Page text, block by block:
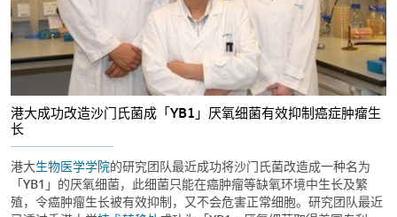
港大成功改造沙门氏菌成「YB1」厌氧细菌有效抑制癌症肿瘤生
长
港大生物医学学院的研究团队最近成功将沙门氏菌改造成一种名为
「YB1」的厌氧细菌，此细菌只能在癌肿瘤等缺氧环境中生长及繁
殖，令癌肿瘤生长被有效抑制，又不会危害正常细胞。研究团队最近